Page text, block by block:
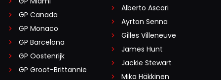
GP Canada
GP Monaco
GP Barcelona
GP Oostenrijk
GP Groot-Brittannië
Alberto Ascari
Ayrton Senna
Gilles Villeneuve
James Hunt
Jackie Stewart
Mika Häkkinen